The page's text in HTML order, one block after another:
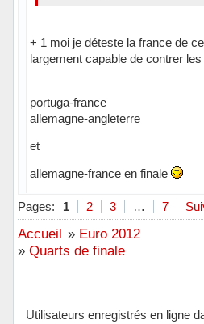
+ 1 moi je déteste la france de
largement capable de contrer
portuga-france
allemagne-angleterre
et
allemagne-france en finale
Pages: 1 2 3 … 7
Accueil » Euro 2012
» Quarts de finale
Utilisateurs enregistrés en ligne